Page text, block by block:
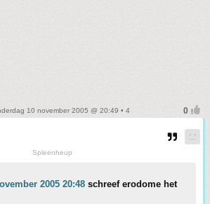
10 november 2005 @ 20:49 • 4
Spleenheup
2005 20:48 schreef erodome het